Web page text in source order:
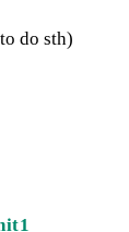
do sth)